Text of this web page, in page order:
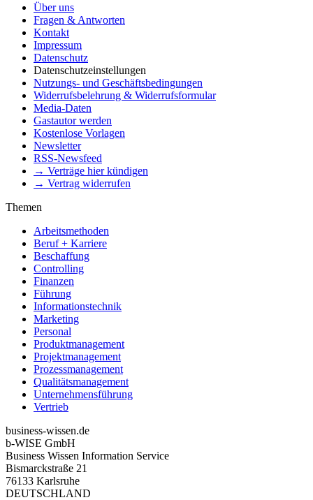
Über uns
Fragen & Antworten
Kontakt
Impressum
Datenschutz
Datenschutzeinstellungen
Nutzungs- und Geschäftsbedingungen
Widerrufsbelehrung & Widerrufsformular
Media-Daten
Gastautor werden
Kostenlose Vorlagen
Newsletter
RSS-Newsfeed
→ Verträge hier kündigen
→ Vertrag widerrufen
Themen
Arbeitsmethoden
Beruf + Karriere
Beschaffung
Controlling
Finanzen
Führung
Informationstechnik
Marketing
Personal
Produktmanagement
Projektmanagement
Prozessmanagement
Qualitätsmanagement
Unternehmensführung
Vertrieb
business-wissen.de
b-WISE GmbH
Business Wissen Information Service
Bismarckstraße 21
76133 Karlsruhe
DEUTSCHLAND